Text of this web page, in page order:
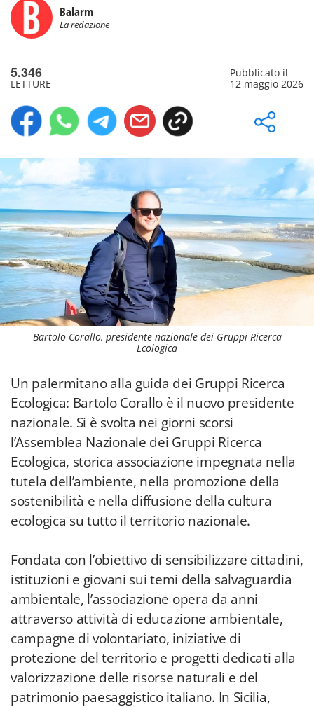
Balarm
La redazione
5.346
LETTURE
Pubblicato il
12 maggio 2026
Bartolo Corallo, presidente nazionale dei Gruppi Ricerca
Ecologica
Un palermitano alla guida dei Gruppi Ricerca
Ecologica: Bartolo Corallo è il nuovo presidente
nazionale. Si è svolta nei giorni scorsi
l’Assemblea Nazionale dei Gruppi Ricerca
Ecologica, storica associazione impegnata nella
tutela dell’ambiente, nella promozione della
sostenibilità e nella diffusione della cultura
ecologica su tutto il territorio nazionale.
Fondata con l’obiettivo di sensibilizzare cittadini,
istituzioni e giovani sui temi della salvaguardia
ambientale, l’associazione opera da anni
attraverso attività di educazione ambientale,
campagne di volontariato, iniziative di
protezione del territorio e progetti dedicati alla
valorizzazione delle risorse naturali e del
patrimonio paesaggistico italiano. In Sicilia,